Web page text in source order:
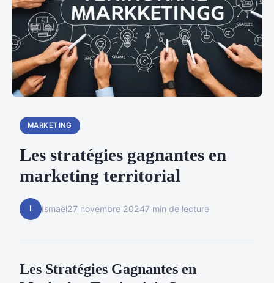
MARKETING
Les stratégies gagnantes en
marketing territorial
I Ismaël27 novembre 20247 min de lecture
Les Stratégies Gagnantes en